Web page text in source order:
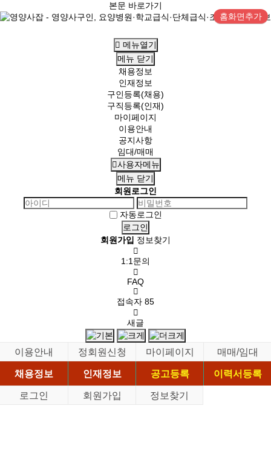
본문 바로가기
홈화면추가
메뉴열기
메뉴 닫기
채용정보
인재정보
구인등록(채용)
구직등록(인재)
마이페이지
이용안내
공지사항
임대/매매
사용자메뉴
메뉴 닫기
회원로그인
자동로그인
회원가입 정보찾기
1:1문의
FAQ
접속자 85
새글
이용안내 정회원신청 마이페이지
매매/임대
채용정보
인재정보 공고등록
이력서등록
로그인
회원가입 정보찾기